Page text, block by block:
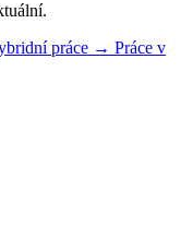
práce → Práce v